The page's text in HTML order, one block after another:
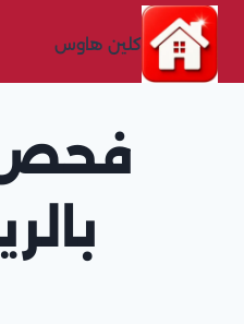
التجاوز
المحتوى
كلين هاوس